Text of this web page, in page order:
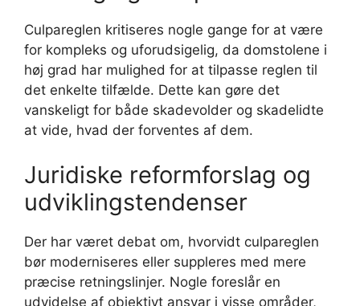
Culpareglen kritiseres nogle gange for at være
for kompleks og uforudsigelig, da domstolene i
høj grad har mulighed for at tilpasse reglen til
det enkelte tilfælde. Dette kan gøre det
vanskeligt for både skadevolder og skadelidte
at vide, hvad der forventes af dem.
Juridiske reformforslag og
udviklingstendenser
Der har været debat om, hvorvidt culpareglen
bør moderniseres eller suppleres med mere
præcise retningslinjer. Nogle foreslår en
udvidelse af objektivt ansvar i visse områder,